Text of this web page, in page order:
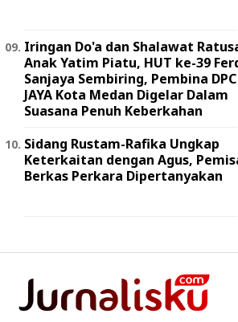
Iringan Do'a dan Shalawat
Anak Yatim Piatu, HUT ke-39
Sanjaya Sembiring, Pembina DPC
JAYA Kota Medan Digelar Dalam
Suasana Penuh Keberkahan
Sidang Rustam-Rafika Ungkap
Keterkaitan dengan Agus,
Berkas Perkara Dipertanyakan